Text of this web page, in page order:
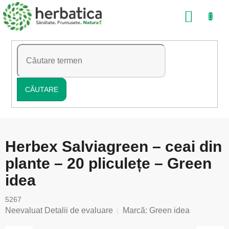
Treci
la
conținut
CĂUTARE
COŞ
Herbex Salviagreen – ceai din
plante – 20 pliculețe – Green
idea
5267
Evaluarea
Neevaluat Detalii de evaluare Marcă: Green idea